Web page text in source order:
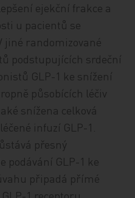
ejekční frakce a
u pacientů se
jiné randomizované
podstupujících srdeční
GLP-1 ke snížení
působících léčiv
snížena celková
infuzí GLP-1.
přesný
podávání GLP-1 ke
připadá přímé